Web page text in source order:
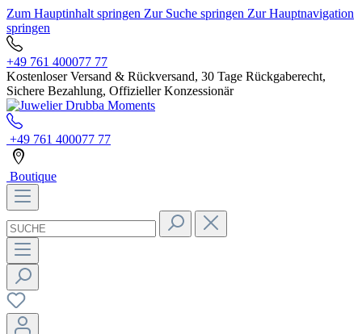
Zum Hauptinhalt springen Zur Suche springen Zur Hauptnavigation
springen
+49 761 400077 77
Kostenloser Versand & Rückversand, 30 Tage Rückgaberecht,
Sichere Bezahlung, Offizieller Konzessionär
+49 761 400077 77
Boutique